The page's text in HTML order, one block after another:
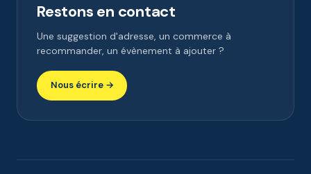
Restons en contact
Une suggestion d'adresse, un commerce à
recommander, un évènement à ajouter ?
Nous écrire →